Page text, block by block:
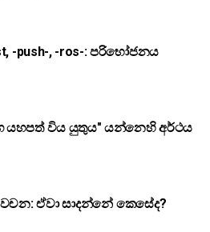
-push-, -ros-: පරිභෝජනය
යහපත් විය යුතුය" යන්නෙහි අර්ථය
ඒවා සාදන්නේ කෙසේද?